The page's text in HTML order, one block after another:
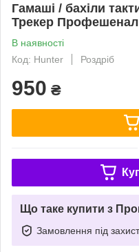
Гамаші / бахіли
Трекер
В наявності
Код: Hunter
Роздріб
950 ₴
Що таке купити з
Замовлення під